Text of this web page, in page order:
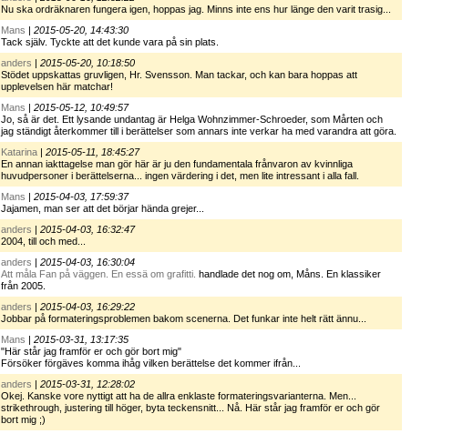
Nu ska ordräknaren fungera igen, hoppas jag. Minns inte ens hur länge den varit trasig...
Mans | 2015-05-20, 14:43:30
Tack själv. Tyckte att det kunde vara på sin plats.
anders | 2015-05-20, 10:18:50
Stödet uppskattas gruvligen, Hr. Svensson. Man tackar, och kan bara hoppas att
upplevelsen här matchar!
Mans | 2015-05-12, 10:49:57
Jo, så är det. Ett lysande undantag är Helga Wohnzimmer-Schroeder, som Mårten och
jag ständigt återkommer till i berättelser som annars inte verkar ha med varandra att göra.
Katarina | 2015-05-11, 18:45:27
En annan iakttagelse man gör här är ju den fundamentala frånvaron av kvinnliga
huvudpersoner i berättelserna... ingen värdering i det, men lite intressant i alla fall.
Mans | 2015-04-03, 17:59:37
Jajamen, man ser att det börjar hända grejer...
anders | 2015-04-03, 16:32:47
2004, till och med...
anders | 2015-04-03, 16:30:04
Att måla Fan på väggen. En essä om grafitti. handlade det nog om, Måns. En klassiker
från 2005.
anders | 2015-04-03, 16:29:22
Jobbar på formateringsproblemen bakom scenerna. Det funkar inte helt rätt ännu...
Mans | 2015-03-31, 13:17:35
"Här står jag framför er och gör bort mig"
Försöker förgäves komma ihåg vilken berättelse det kommer ifrån...
anders | 2015-03-31, 12:28:02
Okej. Kanske vore nyttigt att ha de allra enklaste formateringsvarianterna. Men...
strikethrough, justering till höger, byta teckensnitt... Nå. Här står jag framför er och gör
bort mig ;)